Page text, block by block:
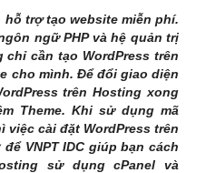
hỗ trợ tạo website miễn phí.
ngữ PHP và hệ quản trị
cần tạo WordPress trên
cho mình. Để đổi giao diện
trên Hosting xong
Theme. Khi sử dụng mã
cài đặt WordPress trên
VNPT IDC giúp bạn cách
sử dụng cPanel và